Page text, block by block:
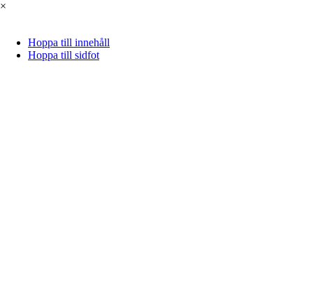
×
Hoppa till innehåll
Hoppa till sidfot